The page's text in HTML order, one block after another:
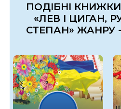
ПОДІБНІ
«ЛЕВ І ЦИГАН,
СТЕПАН» ЖАНРУ -